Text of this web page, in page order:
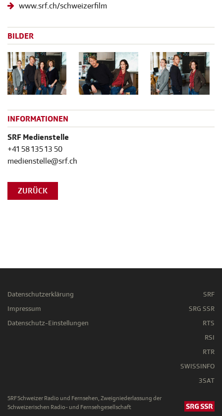
www.srf.ch/schweizerfilm
BILDER
INFORMATIONEN
SRF Medienstelle
+41 58 135 13 50
medienstelle@srf.ch
ZURÜCK
Datenschutzerklärung
Impressum
Datenschutz-Einstellungen
SRF
SRG SSR
RTS
RSI
RTR
SWISSINFO
3SAT
SRF Schweizer Radio und Fernsehen, Zweigniederlassung der
Schweizerischen Radio- und Fernsehgesellschaft